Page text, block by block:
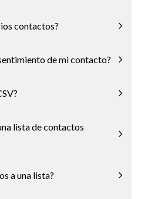
contactos?
de mi contacto?
lista de contactos
a una lista?